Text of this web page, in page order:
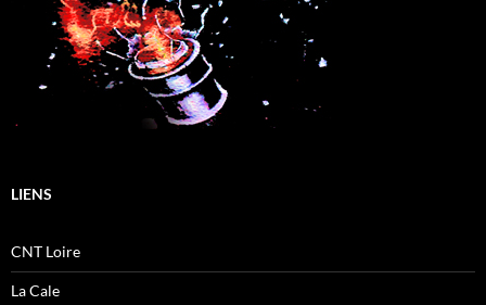
LIENS
CNT Loire
La Cale